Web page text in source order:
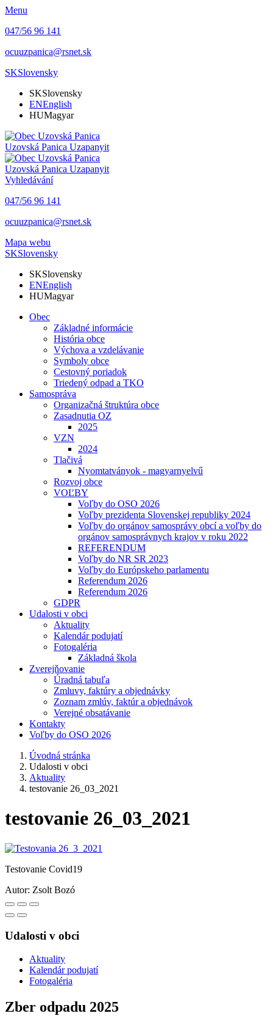
Menu
047/56 96 141
ocuuzpanica@rsnet.sk
SKSlovensky
SKSlovensky
ENEnglish
HUMagyar
Uzovská Panica Uzapanyit
Uzovská Panica Uzapanyit
Vyhledávání
047/56 96 141
ocuuzpanica@rsnet.sk
Mapa webu
SKSlovensky
SKSlovensky
ENEnglish
HUMagyar
Obec
Základné informácie
História obce
Výchova a vzdelávanie
Symboly obce
Cestovný poriadok
Triedený odpad a TKO
Samospráva
Organizačná štruktúra obce
Zasadnutia OZ
2025
VZN
2024
Tlačivá
Nyomtatványok - magyarnyelvű
Rozvoj obce
VOĽBY
Voľby do OSO 2026
Voľby prezidenta Slovenskej republiky 2024
Voľby do orgánov samosprávy obcí a voľby do
orgánov samosprávnych krajov v roku 2022
REFERENDUM
Voľby do NR SR 2023
Voľby do Európskeho parlamentu
Referendum 2026
Referendum 2026
GDPR
Udalosti v obci
Aktuality
Kalendár podujatí
Fotogaléria
Základná škola
Zverejňovanie
Úradná tabuľa
Zmluvy, faktúry a objednávky
Zoznam zmlúv, faktúr a objednávok
Verejné obsatávanie
Kontakty
Voľby do OSO 2026
Úvodná stránka
Udalosti v obci
Aktuality
testovanie 26_03_2021
testovanie 26_03_2021
Testovanie Covid19
Autor: Zsolt Bozó
Udalosti v obci
Aktuality
Kalendár podujatí
Fotogaléria
Zber odpadu 2025